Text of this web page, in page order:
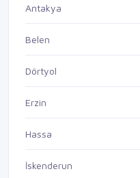
Antakya
Belen
Dörtyol
Erzin
Hassa
İskenderun